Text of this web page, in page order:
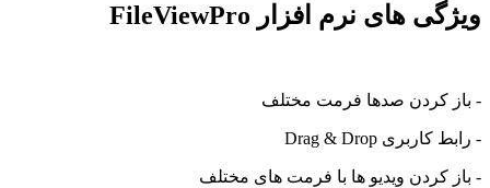
ویژگی های نرم افزار FileViewPro
- باز کردن صدها فرمت مختلف
- رابط کاربری Drag & Drop
- باز کردن ویدیو ها با فرمت های مختلف